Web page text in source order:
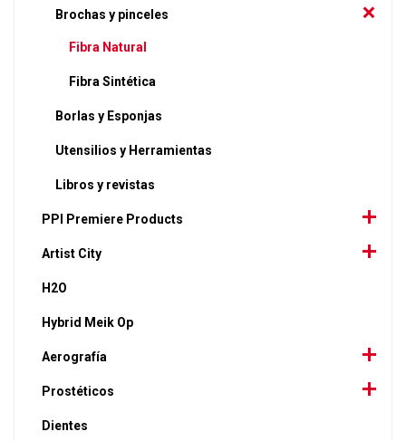
Brochas y pinceles
Fibra Natural
Fibra Sintética
Borlas y Esponjas
Utensilios y Herramientas
Libros y revistas
PPI Premiere Products
Artist City
H2O
Hybrid Meik Op
Aerografía
Prostéticos
Dientes